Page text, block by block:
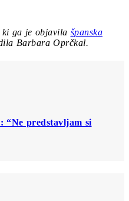
ki ga je objavila španska
Barbara Oprčkal.
“Ne predstavljam si